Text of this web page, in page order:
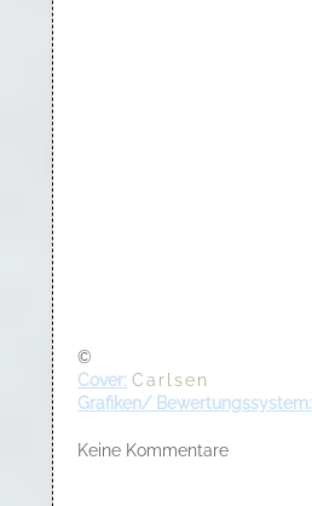
©
Cover: Carlsen
Grafiken/ Bewertungssystem:
Keine Kommentare